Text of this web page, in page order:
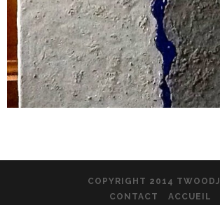
COPYRIGHT 2014
CONTACT
ACCUEIL